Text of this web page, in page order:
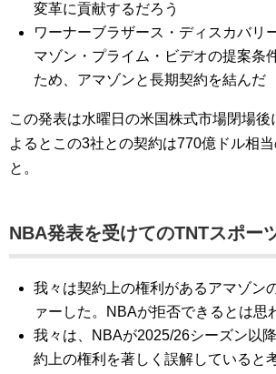
変革に貢献するだろう
ワーナーブラザース・ディスカバリ
マゾン・プライム・ビデオの提案条
ため、アマゾンと長期契約を結んだ
この発表は水曜日の米国株式市場閉場後
よるとこの3社との契約は770億ドル相
と。
NBA発表を受けてのTNTスポー
我々は契約上の権利があるアマゾン
ァーした。NBAが拒否できるとは思
我々は、NBAが2025/26シーズン以
約上の権利を著しく誤解していると